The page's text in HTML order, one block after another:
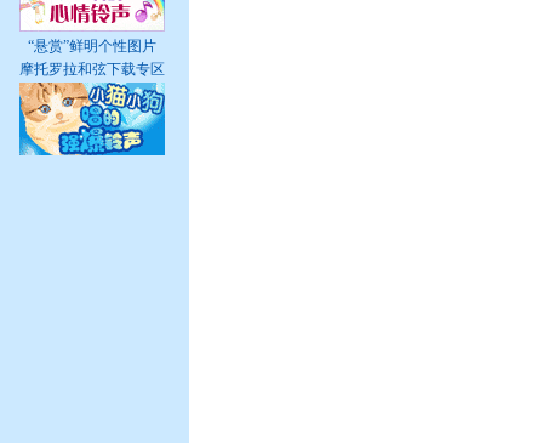
“悬赏”鲜明个性图片
摩托罗拉和弦下载专区